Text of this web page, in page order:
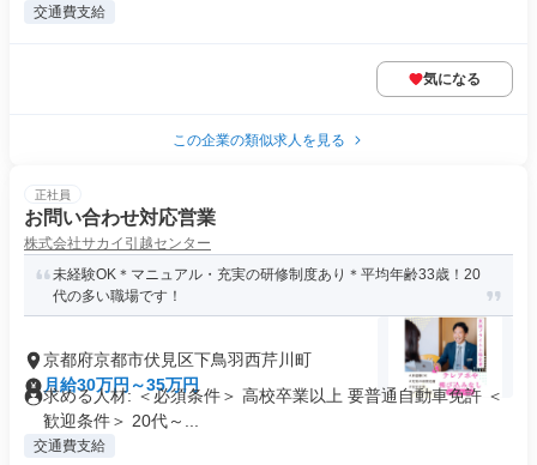
交通費支給
気になる
この企業の類似求人を見る
正社員
お問い合わせ対応営業
株式会社サカイ引越センター
未経験OK＊マニュアル・充実の研修制度あり＊平均年齢33歳！20
代の多い職場です！
京都府京都市伏見区下鳥羽西芹川町
月給30万円～35万円
求める人材: ＜必須条件＞ 高校卒業以上 要普通自動車免許 ＜
歓迎条件＞ 20代～...
交通費支給